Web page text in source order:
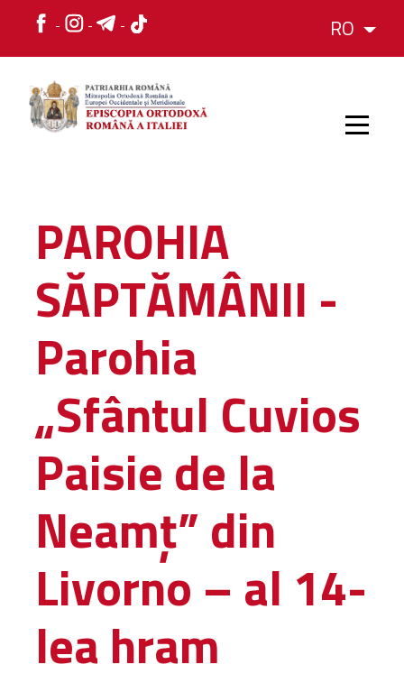
RO
ISTORIC
ORGANIZAREA
Structura
Administrativă
Mănăstiri,
biserici și
monumente
Diaconii
Asociații
Parohii
PAROHIA
SĂPTĂMÂNII -
Parohia
„Sfântul Cuvios
Paisie de la
Neamț” din
Livorno – al 14-
lea hram